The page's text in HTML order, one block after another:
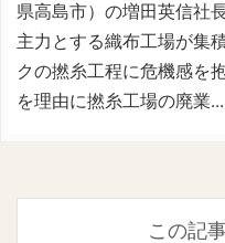
県高島市）の増田英信社
主力とする織布工場が集
クの撚糸工程に危機感を
を理由に撚糸工場の廃業...
この記